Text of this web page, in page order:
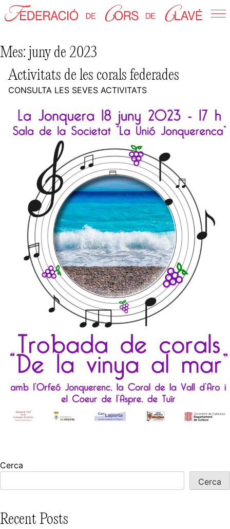
Skip
to
Mes: juny de 2023
Activitats de les corals federades
CONSULTA LES SEVES ACTIVITATS
Cerca
Cerca
Recent Posts